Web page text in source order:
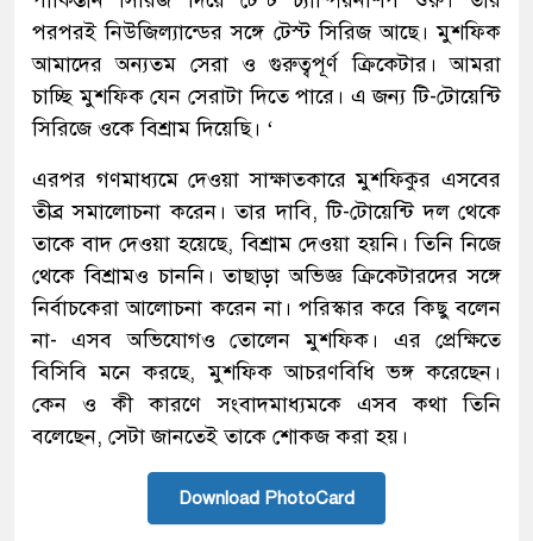
পরপরই নিউজিল্যান্ডের সঙ্গে টেস্ট সিরিজ আছে। মুশফিক
আমাদের অন্যতম সেরা ও গুরুত্বপূর্ণ ক্রিকেটার। আমরা
চাচ্ছি মুশফিক যেন সেরাটা দিতে পারে। এ জন্য টি-টোয়েন্টি
সিরিজে ওকে বিশ্রাম দিয়েছি। ‘
এরপর গণমাধ্যমে দেওয়া সাক্ষাতকারে মুশফিকুর এসবের
তীব্র সমালোচনা করেন। তার দাবি, টি-টোয়েন্টি দল থেকে
তাকে বাদ দেওয়া হয়েছে, বিশ্রাম দেওয়া হয়নি। তিনি নিজে
থেকে বিশ্রামও চাননি। তাছাড়া অভিজ্ঞ ক্রিকেটারদের সঙ্গে
নির্বাচকেরা আলোচনা করেন না। পরিস্কার করে কিছু বলেন
না- এসব অভিযোগও তোলেন মুশফিক। এর প্রেক্ষিতে
বিসিবি মনে করছে, মুশফিক আচরণবিধি ভঙ্গ করেছেন।
কেন ও কী কারণে সংবাদমাধ্যমকে এসব কথা তিনি
বলেছেন, সেটা জানতেই তাকে শোকজ করা হয়।
Download PhotoCard